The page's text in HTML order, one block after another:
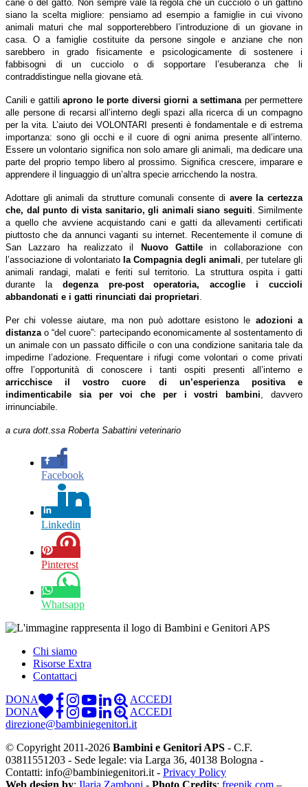
cane o del gatto. Non sempre vale la regola che un cucciolo o un gattino
siano la scelta migliore: pensiamo ad esempio a famiglie in cui vivono
animali maturi che mal sopporterebbero l’introduzione di un giovane in
casa. O a famiglie costituite da persone singole e anziane che non
sarebbero in grado fisicamente e psicologicamente di sostenere i
fabbisogni di un cucciolo o di sopportare l’esuberanza che li
contraddistingue nella giovane età.
Canili e gattiliaprono le porte diversi giorni a settimana per permettere
alle persone di recarsi all’interno degli spazi alla ricerca di un compagno
per la vita. L’aiuto dei VOLONTARI presenti è fondamentale e di estrema
importanza: sono gli occhi e il cuore di ogni anima presente all’interno.
Essere un volontario significa non solo amare gli animali, ma dedicare una
parte del proprio tempo libero al prossimo. Significa crescere, imparare e
apprendere il linguaggio di un’altra specie arricchendo la nostra.
Adottare gli animali da strutture comunali consente di avere la certezza
che, dal punto di vista sanitario, gli animali siano seguiti. Similmente
a quello che avviene acquistando cani e gatti da allevamenti certificati
piuttosto che da annunci vaganti su internet. Recentemente il comune di
San Lazzaro ha realizzato il
Nuovo Gattilein collaborazione con
l’associazione di volontariato la Compagnia degli animali, per tutelare gli
animali randagi, malati e feriti sul territorio. La struttura ospita i gatti
durante la degenza pre-post operatoria, accoglie i cuccioli
abbandonati e i gatti rinunciati dai proprietari.
Per chi volesse aiutare, ma non può adottare esistono le adozioni a
distanzao “del cuore”: partecipando economicamente al sostentamento di
un animale con un passato difficile o con una condizione sanitaria tale da
impedirne l’adozione. Frequentare i rifugi come volontari o come privati
offre l’opportunità di conoscere i tanti ospiti presenti all’interno e
arricchisce il vostro cuore di un’esperienza positiva e
indimenticabile sia per voi che per i vostri bambini, davvero
irrinunciabile.
a cura dott.ssa Roberta Sabattini veterinario
Facebook
Linkedin
Pinterest
Whatsapp
Chi siamo
Risorse Extra
Contattaci
DONA
ACCEDI
DONA
ACCEDI
direzione@bambiniegenitori.it
© Copyright 2011-2026 Bambini e Genitori APS - C.F.
03811551203 - Sede legale: via Larga 36, 40138 Bologna -
Contatti: info@bambiniegenitori.it - Privacy Policy